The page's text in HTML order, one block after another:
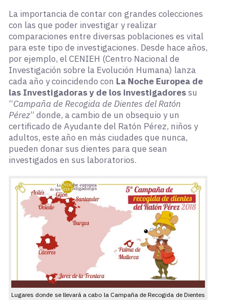
La importancia de contar con grandes colecciones
con las que poder investigar y realizar
comparaciones entre diversas poblaciones es vital
para este tipo de investigaciones. Desde hace años,
por ejemplo, el CENIEH (Centro Nacional de
Investigación sobre la Evolución Humana) lanza
cada año y coincidendo con La Noche Europea de
las Investigadoras y de los investigadoressu
“Campaña de Recogida de Dientes del Ratón
Pérez” donde, a cambio de un obsequio y un
certificado de Ayudante del Ratón Pérez, niños y
adultos, este año en más ciudades que nunca,
pueden donar sus dientes para que sean
investigados en sus laboratorios.
Lugares donde se llevará a cabo la Campaña de Recogida de Dientes